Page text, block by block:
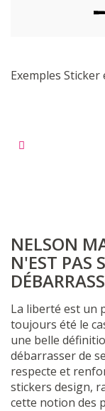
Exemples
NELSON
N'EST PAS
La liberté est un
toujours été le
une belle
débarrasser de
respecte et
stickers design,
cette notion des